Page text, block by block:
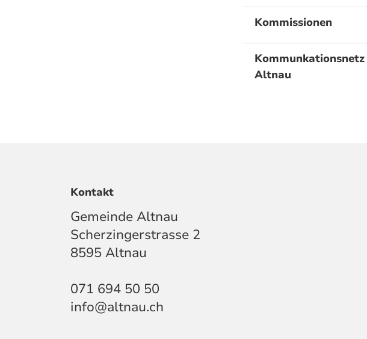
Kommissionen
Kommunkationsnetz
Altnau
Kontakt
Gemeinde Altnau
Scherzingerstrasse 2
8595 Altnau
071 694 50 50
info@altnau.ch